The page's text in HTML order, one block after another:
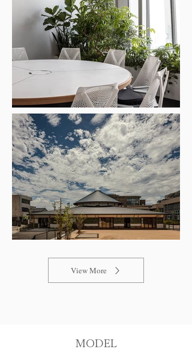
View More
MODEL